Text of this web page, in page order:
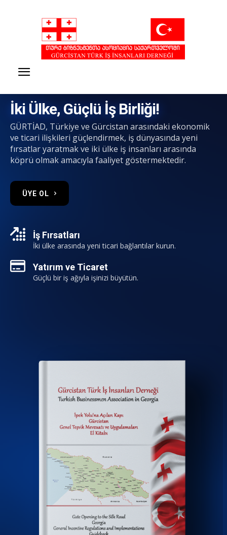
İki Ülke, Güçlü İş Birliği!
GÜRTİAD, Türkiye ve Gürcistan arasındaki ekonomik
ve ticari ilişkileri güçlendirmek, iş dünyasında yeni
fırsatlar yaratmak ve iki ülke iş insanları arasında
köprü olmak amacıyla faaliyet göstermektedir.
ÜYE OL
İş Fırsatları
İki ülke arasında yeni ticari bağlantılar kurun.
Yatırım ve Ticaret
Güçlü bir iş ağıyla işinizi büyütün.